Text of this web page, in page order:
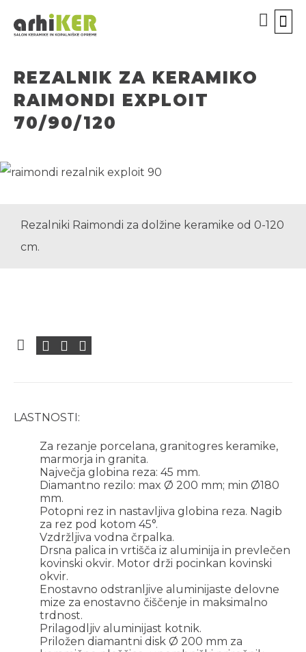
REZALNIK ZA KERAMIKO
RAIMONDI EXPLOIT
70/90/120
Rezalniki Raimondi za dolžine keramike od 0-120
cm.
LASTNOSTI:
Za rezanje porcelana, granitogres keramike,
marmorja in granita.
Največja globina reza: 45 mm.
Diamantno rezilo: max Ø 200 mm; min Ø180
mm.
Potopni rez in nastavljiva globina reza. Nagib
za rez pod kotom 45°.
Vzdržljiva vodna črpalka.
Drsna palica in vrtišča iz aluminija in prevlečen
kovinski okvir. Motor drži pocinkan kovinski
okvir.
Enostavno odstranljive aluminijaste delovne
mize za enostavno čiščenje in maksimalno
trdnost.
Prilagodljiv aluminijast kotnik.
Priložen diamantni disk Ø 200 mm za